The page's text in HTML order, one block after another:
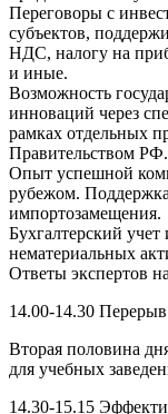
Переговоры с
субъектов,
НДС, налогу на
и иные.
Возможность
инноваций через
рамках отдельных
Правительством РФ.
Опыт успешной
рубежом.
импортозамещения.
Бухгалтерский учет
нематериальных
Ответы экспертов
14.00-14.30
Вторая половина
для учебных
14.30-15.15